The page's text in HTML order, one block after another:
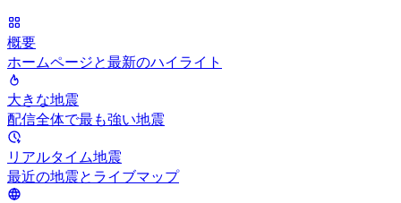
概要
ホームページと最新のハイライト
大きな地震
配信全体で最も強い地震
リアルタイム地震
最近の地震とライブマップ